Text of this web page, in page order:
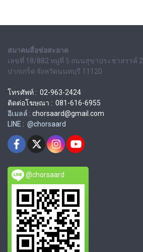
สมาคมสื่อช่อสะอาด
เลขที่ 18/882 หมู่ที่ 5 ถนนสุขาประชาสรรค์
ปากเกร็ด จังหวัดนนทบุรี 11120
โทรศัพท์ : 02-963-2424
ติดต่อโฆษณา : 081-616-6955
อีเมลล์ : chorsaard@gmail.com
LINE : @chorsaard
@chorsaard